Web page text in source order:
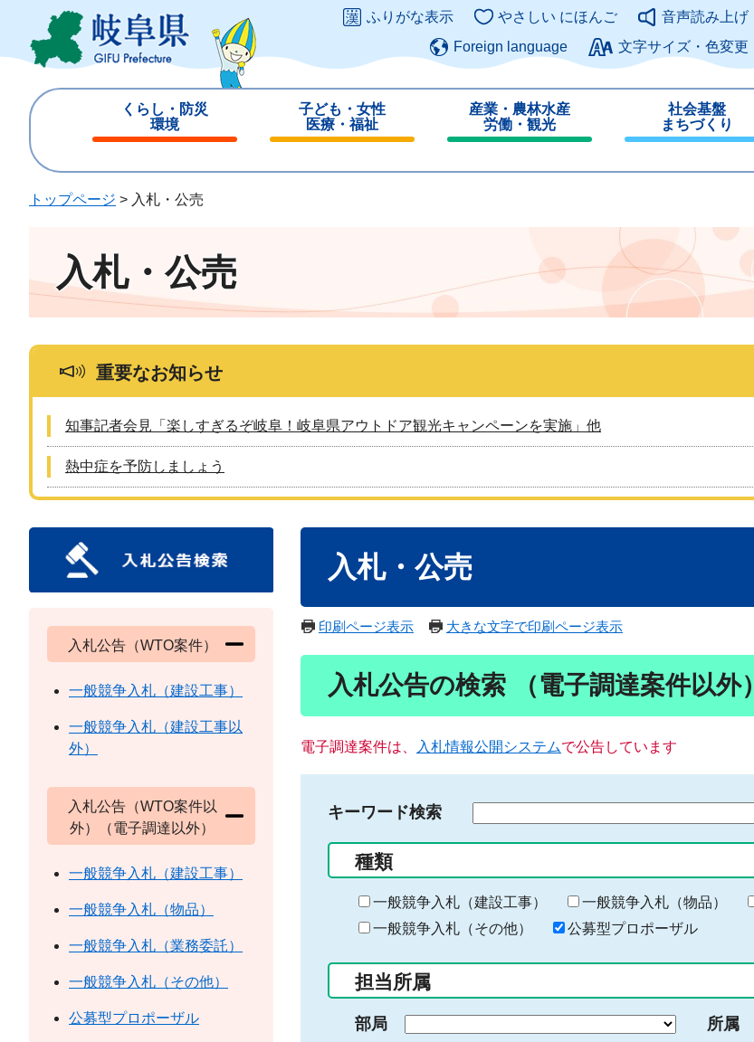
ジ
ュ
このページの本文へ
ふりがな表示 やさしい にほんご
音声読み上げ
Foreign language
文字サイズ・色変更
くらし・防災
環境
じ
子ども・女性
医療・福祉
じ
産業・農林水産
労働・観光
じ
社会基盤
まちづくり
じ
トップページ > 入札・公売
入札・公売
重要なお知らせ
知事記者会見「楽しすぎるぞ岐阜！岐阜県アウトドア観光キャンペーンを実施」他
熱中症を予防しましょう
入札・公売
印刷ページ表示 大きな文字で印刷ページ表示
入札公告の検索 （電子調達案件以外）
電子調達案件は、 入札情報公開システムで公告しています
キーワード検索
る
キ
ー
ー
入
種類
一般競争入札（建設工事） 一般競争入札（物品）
一般競争入札（その他）
公募型プロポーザル
担当所属
部局 所属
入札公告（WTO案件）
一般競争入札（建設工事）
一般競争入札（建設工事以
外）
入札公告（WTO案件以
外）（電子調達以外）
一般競争入札（建設工事）
一般競争入札（物品）
一般競争入札（業務委託）
一般競争入札（その他）
公募型プロポーザル